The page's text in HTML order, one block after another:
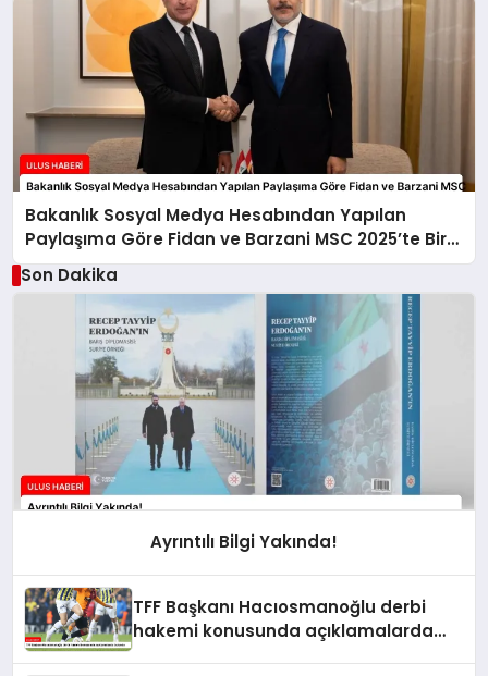
Bakanlık Sosyal Medya Hesabından Yapılan
Paylaşıma Göre Fidan ve Barzani MSC 2025’te Bir
Araya Geldi
Son Dakika
Ayrıntılı Bilgi Yakında!
TFF Başkanı Hacıosmanoğlu derbi
hakemi konusunda açıklamalarda